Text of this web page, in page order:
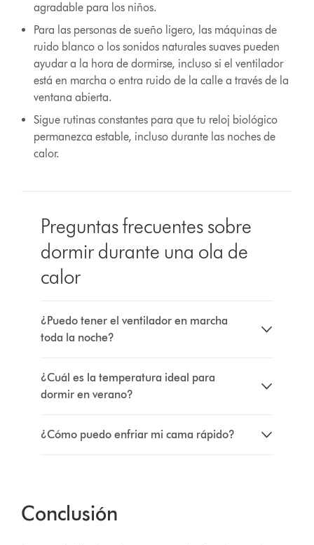
agradable para los niños.
Para las personas de sueño ligero, las máquinas de
ruido blanco o los sonidos naturales suaves pueden
ayudar a la hora de dormirse, incluso si el ventilador
está en marcha o entra ruido de la calle a través de la
ventana abierta.
Sigue rutinas constantes para que tu reloj biológico
permanezca estable, incluso durante las noches de
calor.
Preguntas frecuentes sobre
dormir durante una ola de
calor
¿Puedo tener el ventilador en marcha
toda la noche?
¿Cuál es la temperatura ideal para
dormir en verano?
¿Cómo puedo enfriar mi cama rápido?
Conclusión